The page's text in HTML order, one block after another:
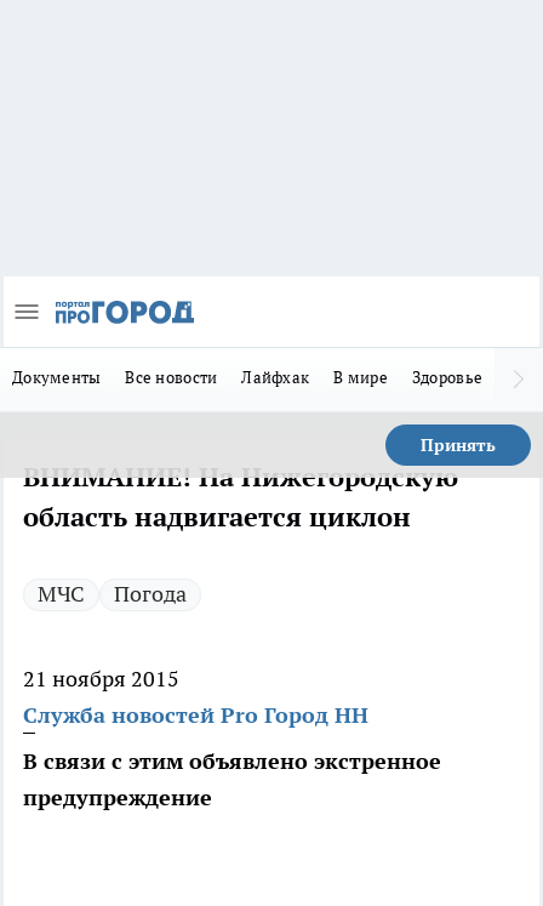
Документы Все новости Лайфхак В мире Здоровье
Принять
ВНИМАНИЕ! На Нижегородскую
область надвигается циклон
МЧС Погода
21 ноября 2015
Служба новостей Pro Город НН
В связи с этим объявлено экстренное
предупреждение